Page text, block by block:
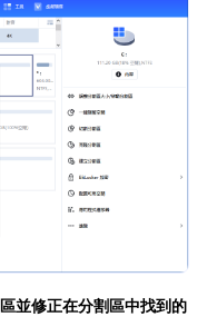
並修正在分割區中找到的